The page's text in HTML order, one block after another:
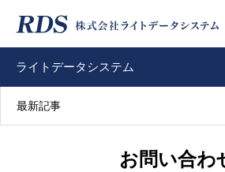
ライトデータシステム
最新記事
お問い合わ